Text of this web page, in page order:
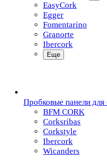
EasyCork
Egger
Fomentarino
Granorte
Ibercork
Еще
Пробковые панели для
BFM CORK
Corksribas
Corkstyle
Ibercork
Wicanders